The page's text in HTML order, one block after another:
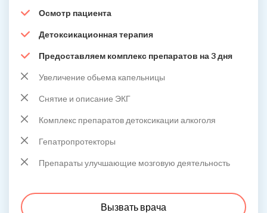
Осмотр пациента
Детоксикационная терапия
Предоставляем комплекс препаратов на 3 дня
Увеличение обьема капельницы
Снятие и описание ЭКГ
Комплекс препаратов детоксикации алкоголя
Гепатропротекторы
Препараты улучшающие мозговую деятельность
Вызвать врача